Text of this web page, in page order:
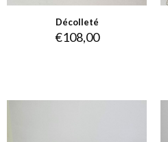
Décolleté
€108,00